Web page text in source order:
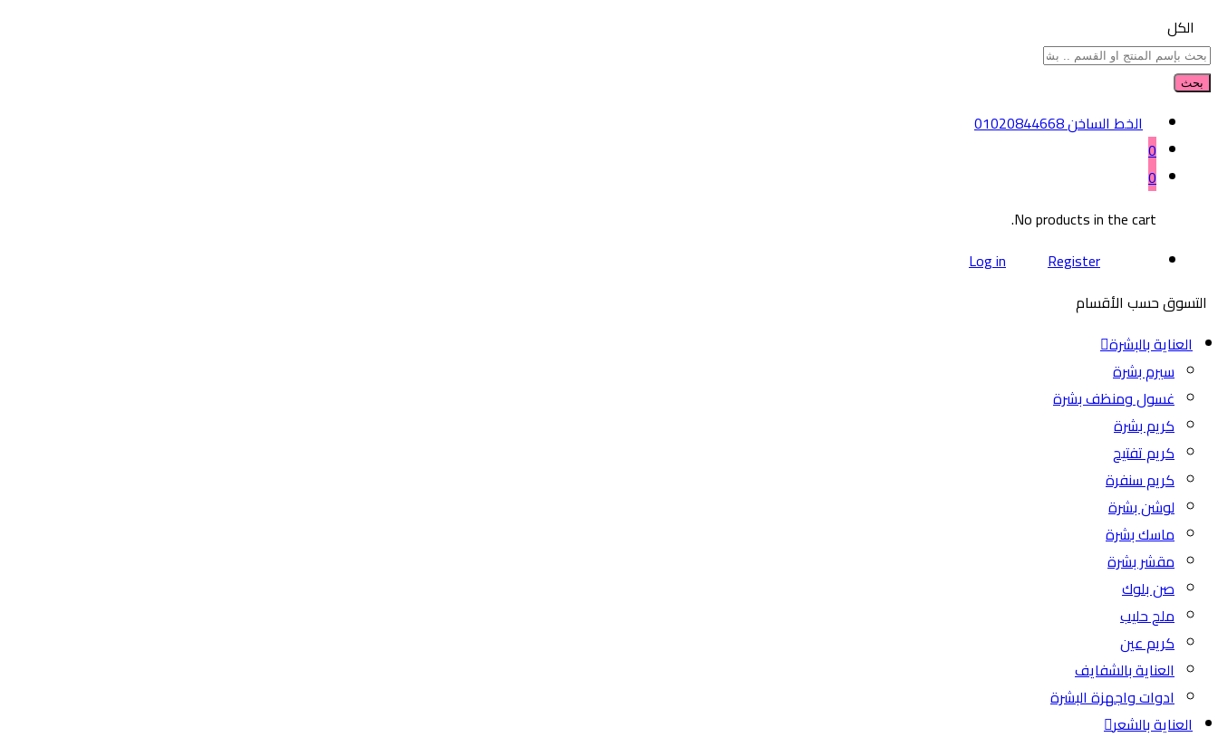
الكل
بحث
الخط الساخن01020844668
0
0
No products in the cart.
Log in
Register
التسوق حسب الأقسام
العناية بالبشرة
سيرم بشرة
غسول ومنظف بشرة
كريم بشرة
كريم تفتيح
كريم سنفرة
لوشن بشرة
ماسك بشرة
مقشر بشرة
صن بلوك
ملح حليب
كريم عين
العناية بالشفايف
ادوات واجهزة البشرة
العناية بالشعر